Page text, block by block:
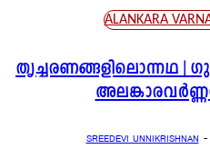
ALANKARA
തൃച്ചരണങ്ങളിലൊന്നഥ |
SREEDEVI UNNIKRISHNAN -